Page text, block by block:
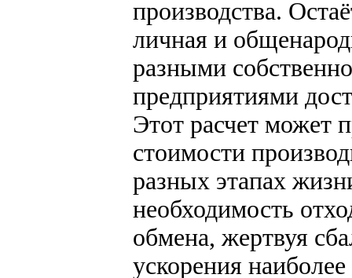
производства.
личная и
разными
предприятиями
Этот расчет может
стоимости
разных этапах
необходимость
обмена, жертвуя
ускорения